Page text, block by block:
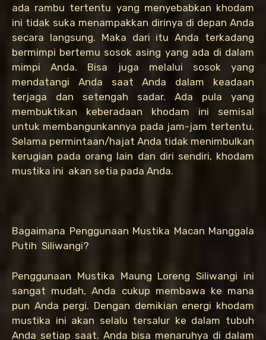
ada rambu tertentu yang menyebabkan khodam
ini tidak suka menampakkan dirinya di depan Anda
secara langsung. Maka dari itu Anda terkadang
bermimpi bertemu sosok asing yang ada di dalam
mimpi Anda. Bisa juga melalui sosok yang
mendatangi Anda saat Anda dalam keadaan
terjaga dan setengah sadar. Ada pula yang
membuktikan keberadaan khodam ini semisal
untuk membangunkannya pada jam-jam tertentu.
Selama permintaan/hajat Anda tidak menimbulkan
kerugian pada orang lain dan diri sendiri, khodam
mustika ini akan setia pada Anda.
Bagaimana Penggunaan Mustika Macan Manggala
Putih Siliwangi?
Penggunaan Mustika Maung Loreng Siliwangi ini
sangat mudah, Anda cukup membawa ke mana
pun Anda pergi. Dengan demikian energi khodam
mustika ini akan selalu tersalur ke dalam tubuh
Anda setiap saat. Anda bisa menaruhya di dalam